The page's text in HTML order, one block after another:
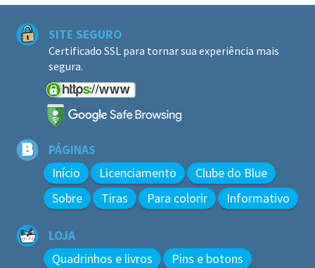
SITE SEGURO
Certificado SSL para tornar sua experiência mais
segura.
PÁGINAS
Início Licenciamento
Clube do Blue
Sobre
Tiras Para colorir Informativo
LOJA
Quadrinhos e livros
Pins e botons